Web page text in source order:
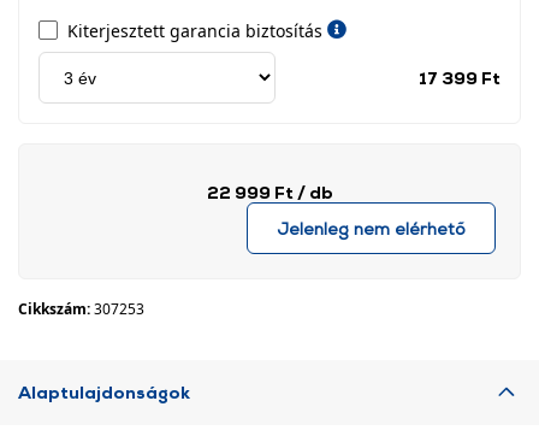
Kiterjesztett garancia biztosítás
17 399 Ft
22 999 Ft / db
Jelenleg nem elérhető
Cikkszám:307253
Alaptulajdonságok